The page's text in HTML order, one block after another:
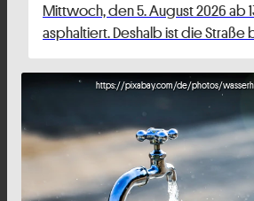
Mittwoch, den 5. August 2026 ab
asphaltiert. Deshalb ist die Straße
https://pixabay.com/de/photos/